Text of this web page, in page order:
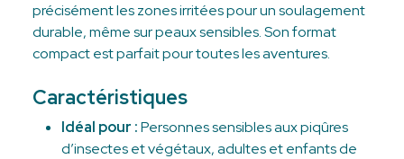
précisément les zones irritées pour un soulagement
durable, même sur peaux sensibles. Son format
compact est parfait pour toutes les aventures.
Caractéristiques
Idéal pour :Personnes sensibles aux piqûres
d’insectes et végétaux, adultes et enfants de